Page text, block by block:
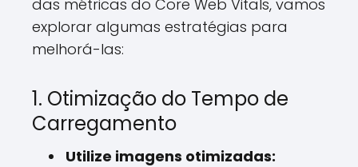
das métricas do Core Web Vitals, vamos
explorar algumas estratégias para
melhorá-las:
1. Otimização do Tempo de
Carregamento
Utilize imagens otimizadas: